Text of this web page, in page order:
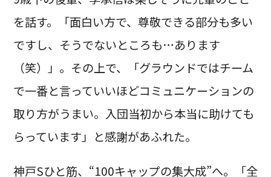
を話す。「面白い方で、尊敬できる部分も多い
ですし、そうでないところも…あります
（笑）」。その上で、「グラウンドではチーム
で一番と言っていいほどコミュニケーションの
取り方がうまい。入団当初から本当に助けても
らっています」と感謝があふれた。
神戸Sひと筋、“100キャップの集大成”へ。「全